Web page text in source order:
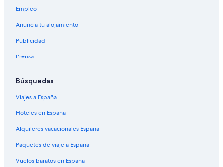
Empleo
Anuncia tu alojamiento
Publicidad
Prensa
Búsquedas
Viajes a España
Hoteles en España
Alquileres vacacionales España
Paquetes de viaje a España
Vuelos baratos en España